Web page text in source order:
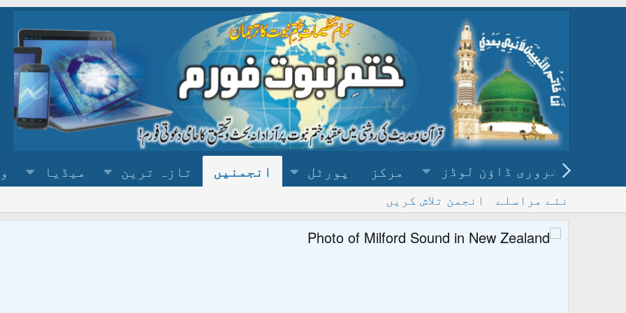
ضروری ڈاؤن لوڈز مرکز پورٹل انجمنیں تازہ ترین میڈیا
نئے مراسلے انجمن تلاش کریں